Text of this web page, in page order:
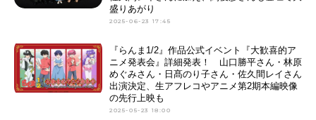
盛りあがり
2025-06-23 17:45
『らんま1/2』作品公式イベント『大歓喜的ア
ニメ発表会』詳細発表！ 山口勝平さん・林原
めぐみさん・日髙のり子さん・佐久間レイさん
出演決定、生アフレコやアニメ第2期本編映像
の先行上映も
2025-05-23 18:00